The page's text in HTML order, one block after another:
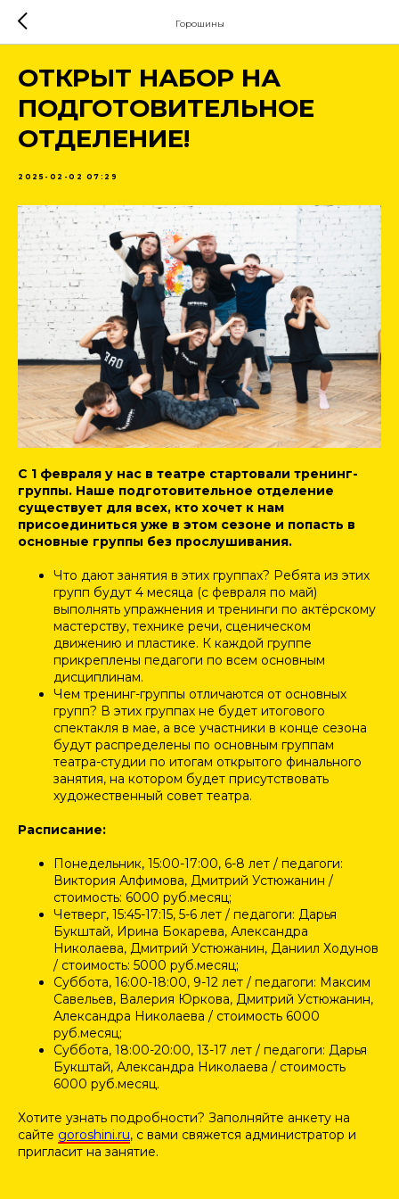
Горошины
ОТКРЫТ НАБОР НА
ПОДГОТОВИТЕЛЬНОЕ
ОТДЕЛЕНИЕ!
2025-02-02 07:29
С 1 февраля у нас в театре стартовали тренинг-
группы. Наше подготовительное отделение
существует для всех, кто хочет к нам
присоединиться уже в этом сезоне и попасть в
основные группы без прослушивания.
Что дают занятия в этих группах? Ребята из этих
групп будут 4 месяца (с февраля по май)
выполнять упражнения и тренинги по актёрскому
мастерству, технике речи, сценическом
движению и пластике. К каждой группе
прикреплены педагоги по всем основным
дисциплинам.
Чем тренинг-группы отличаются от основных
групп? В этих группах не будет итогового
спектакля в мае, а все участники в конце сезона
будут распределены по основным группам
театра-студии по итогам открытого финального
занятия, на котором будет присутствовать
художественный совет театра.
Расписание:
Понедельник, 15:00-17:00, 6-8 лет / педагоги:
Виктория Алфимова, Дмитрий Устюжанин /
стоимость: 6000 руб.месяц;
Четверг, 15:45-17:15, 5-6 лет / педагоги: Дарья
Букштай, Ирина Бокарева, Александра
Николаева, Дмитрий Устюжанин, Даниил Ходунов
/ стоимость: 5000 руб.месяц;
Суббота, 16:00-18:00, 9-12 лет / педагоги: Максим
Савельев, Валерия Юркова, Дмитрий Устюжанин,
Александра Николаева / стоимость 6000
руб.месяц;
Суббота, 18:00-20:00, 13-17 лет / педагоги: Дарья
Букштай, Александра Николаева / стоимость
6000 руб.месяц.
Хотите узнать подробности? Заполняйте анкету на
сайте goroshini.ru, с вами свяжется администратор и
пригласит на занятие.